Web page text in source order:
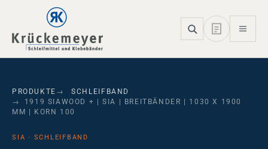
Skip to main navigation
Skip to main content
Skip to page footer
PRODUKTE
SCHLEIFBAND
1919 SIAWOOD + | SIA | BREITBÄNDER | 1030 X 1900
MM | KORN 100
SIA · SCHLEIFBAND